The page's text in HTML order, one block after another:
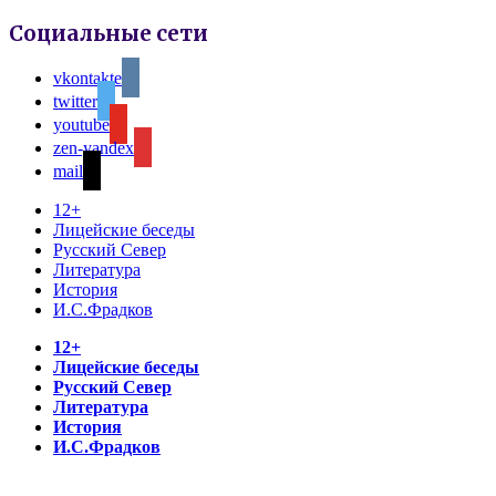
Социальные сети
vkontakte
twitter
youtube
zen-yandex
mail
12+
Лицейские беседы
Русский Север
Литература
История
И.С.Фрадков
12+
Лицейские беседы
Русский Север
Литература
История
И.С.Фрадков